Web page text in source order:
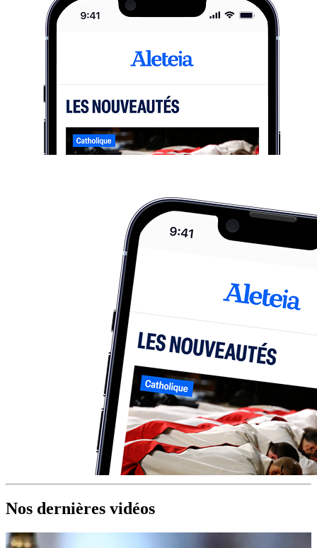
Nos dernières vidéos